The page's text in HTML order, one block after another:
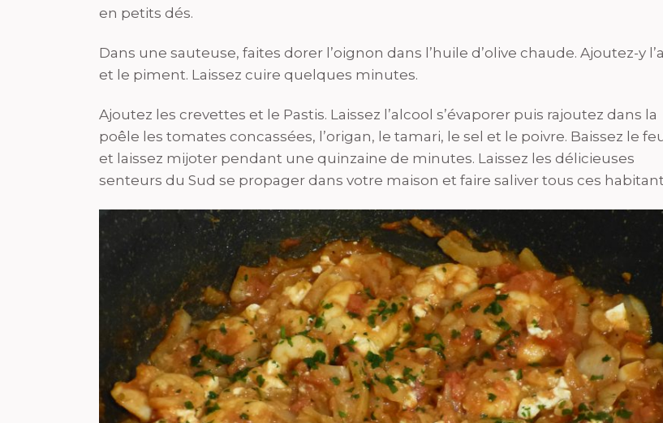
en petits dés.
Dans une sauteuse, faites dorer l’oignon dans l’huile d’olive chaude. Ajoutez-y
et le piment. Laissez cuire quelques minutes.
Ajoutez les crevettes et le Pastis. Laissez l’alcool s’évaporer puis rajoutez dans la
poêle les tomates concassées, l’origan, le tamari, le sel et le poivre. Baissez le
et laissez mijoter pendant une quinzaine de minutes. Laissez les délicieuses
senteurs du Sud se propager dans votre maison et faire saliver tous ces